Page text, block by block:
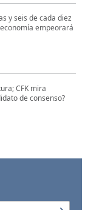
y seis de cada diez
empeorará
CFK mira
de consenso?